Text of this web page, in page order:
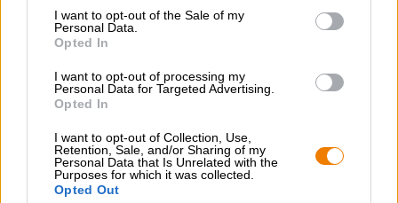
I want to opt-out of the Sale of my
Personal Data.
Opted In
I want to opt-out of processing my
Personal Data for Targeted Advertising.
Opted In
I want to opt-out of Collection, Use,
Retention, Sale, and/or Sharing of my
Personal Data that Is Unrelated with the
Purposes for which it was collected.
Opted Out
smakupplevelser
Tidskrift
Företags
Vi hjälper dig
Öl seminarier
Betalningsmetoder